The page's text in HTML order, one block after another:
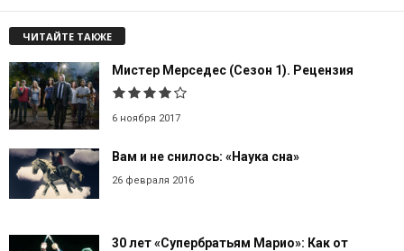
ЧИТАЙТЕ ТАКЖЕ
Мистер Мерседес (Сезон 1). Рецензия
6 ноября 2017
Вам и не снилось: «Наука сна»
26 февраля 2016
30 лет «Супербратьям Марио»: Как от